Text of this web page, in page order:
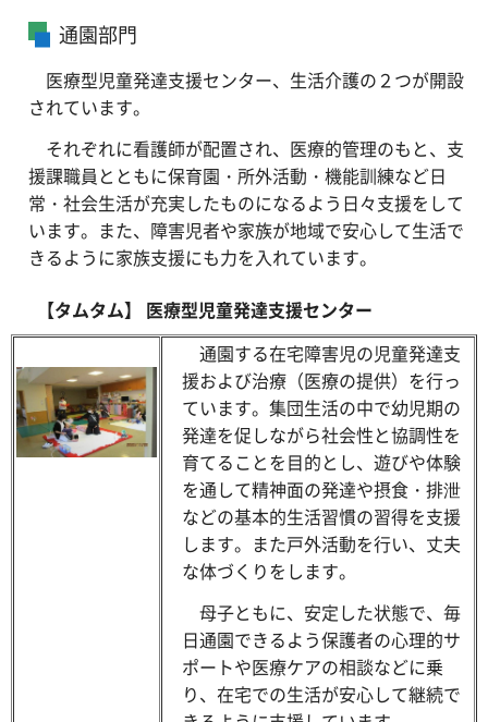
通園部門
医療型児童発達支援センター、生活介護の２つが開設
されています。
それぞれに看護師が配置され、医療的管理のもと、支
援課職員とともに保育園・所外活動・機能訓練など日
常・社会生活が充実したものになるよう日々支援をして
います。また、障害児者や家族が地域で安心して生活で
きるように家族支援にも力を入れています。
【タムタム】 医療型児童発達支援センター
通園する在宅障害児の児童発達支
援および治療（医療の提供）を行っ
ています。集団生活の中で幼児期の
発達を促しながら社会性と協調性を
育てることを目的とし、遊びや体験
を通して精神面の発達や摂食・排泄
などの基本的生活習慣の習得を支援
します。また戸外活動を行い、丈夫
な体づくりをします。
母子ともに、安定した状態で、毎
日通園できるよう保護者の心理的サ
ポートや医療ケアの相談などに乗
り、在宅での生活が安心して継続で